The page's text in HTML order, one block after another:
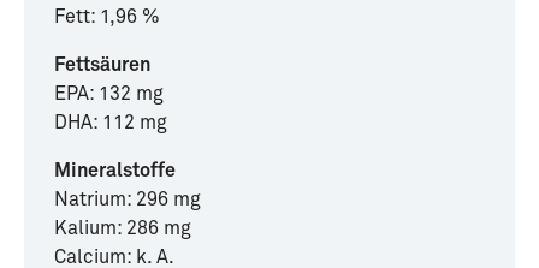
Fett: 1,96 %
Fettsäuren
EPA: 132 mg
DHA: 112 mg
Mineralstoffe
Natrium: 296 mg
Kalium: 286 mg
Calcium: k. A.